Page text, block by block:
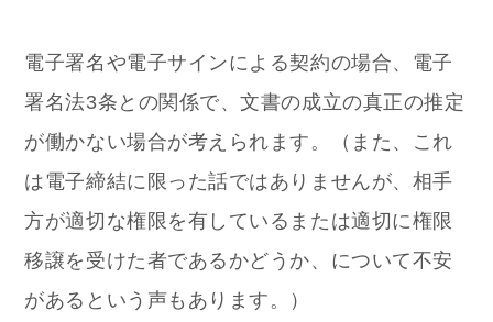
電子署名や電子サインによる契約の場合、電子
署名法3条との関係で、文書の成立の真正の推定
が働かない場合が考えられます。（また、これ
は電子締結に限った話ではありませんが、相手
方が適切な権限を有しているまたは適切に権限
移譲を受けた者であるかどうか、について不安
があるという声もあります。）